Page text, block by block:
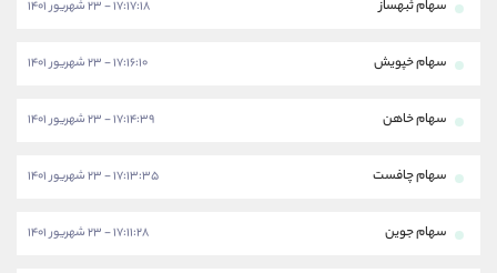
سهام ثبهساز ۱۷:۱۷:۱۸ - ۲۳ شهریور ۱۴۰۱
سهام خپویش ۱۷:۱۶:۱۰ - ۲۳ شهریور ۱۴۰۱
سهام خاهن ۱۷:۱۴:۳۹ - ۲۳ شهریور ۱۴۰۱
سهام چافست ۱۷:۱۳:۳۵ - ۲۳ شهریور ۱۴۰۱
سهام جوین ۱۷:۱۱:۲۸ - ۲۳ شهریور ۱۴۰۱